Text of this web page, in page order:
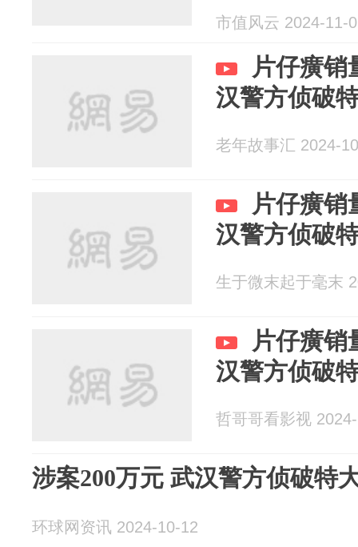
市值风云 2024-11-
片仔癀销
汉警方侦破
老年故事汇 2024-
片仔癀销
汉警方侦破
生于微末起于毫末
片仔癀销
汉警方侦破
哲哥哥看影视
涉案200万元 武汉警方侦破特
环球网资讯 2024-10-12